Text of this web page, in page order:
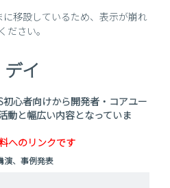
移設しているため、表示が崩れ
ださい。
イ
心者向けから開発者・コアユー
動と幅広い内容となっていま
へのリンクです
演、事例発表